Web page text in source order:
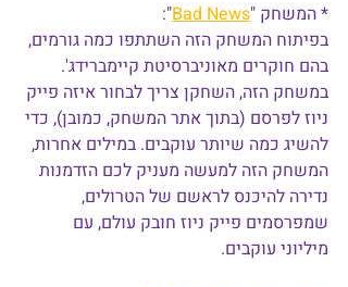
* המשחק "Bad News
":
בפיתוח המשחק הזה השתתפו כמה גורמים,
בהם חוקרים מאוניברסיטת קיימברידג'.
במשחק הזה, השחקן צריך לבחור איזה פייק
ניוז לפרסם (בתוך אתר המשחק, כמובן), כדי
להשיג כמה שיותר עוקבים. במילים אחרות,
המשחק הזה למעשה מעניק לכם הזדמנות
נדירה להיכנס לראשם של הטרולים,
שמפרסמים פייק ניוז חובק עולם, עם
מיליוני עוקבים.